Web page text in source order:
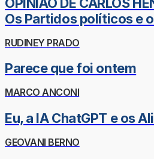
Os Partidos políticos e
RUDINEY PRADO
Parece que foi ontem
MARCO ANCONI
Eu, a IA ChatGPT e os
GEOVANI BERNO